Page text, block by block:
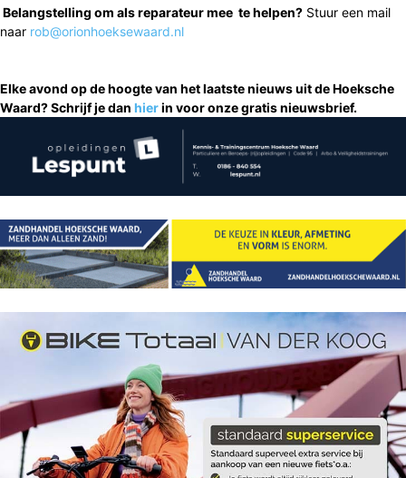
Belangstelling om als reparateur mee te helpen? Stuur een mail
naar rob@orionhoeksewaard.nl
Elke avond op de hoogte van het laatste nieuws uit de Hoeksche
Waard? Schrijf je dan hierin voor onze gratis nieuwsbrief.